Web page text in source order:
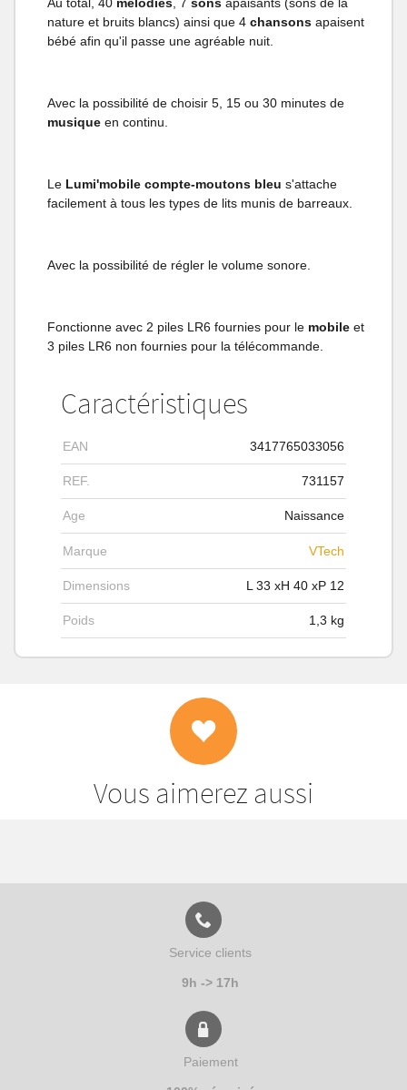
nature et bruits blancs) ainsi que 4 chansons apaisent
bébé afin qu'il passe une agréable nuit.
Avec la possibilité de choisir 5, 15 ou 30 minutes de
musique en continu.
Le Lumi'mobile compte-moutons bleu s'attache
facilement à tous les types de lits munis de barreaux.
Avec la possibilité de régler le volume sonore.
Fonctionne avec 2 piles LR6 fournies pour le mobile et
3 piles LR6 non fournies pour la télécommande.
Caractéristiques
EAN 3417765033056
REF. 731157
Age Naissance
Marque VTech
Dimensions L 33 xH 40xP 12
Poids 1,3 kg
Vous aimerez aussi
Service clients
9h -> 17h
Paiement